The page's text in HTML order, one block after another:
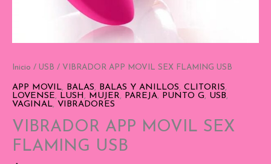
Inicio / USB / VIBRADOR APP MOVIL SEX FLAMING USB
APP MOVIL, BALAS, BALAS Y ANILLOS, CLITORIS,
LOVENSE, LUSH , MUJER, PAREJA, PUNTO G, USB,
VAGINAL, VIBRADORES
VIBRADOR APP MOVIL SEX
FLAMING USB